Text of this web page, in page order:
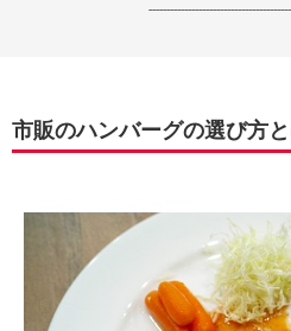
市販のハンバーグの選び方